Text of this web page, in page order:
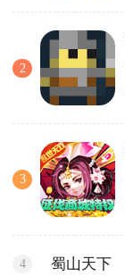
2
3
4 蜀山天下